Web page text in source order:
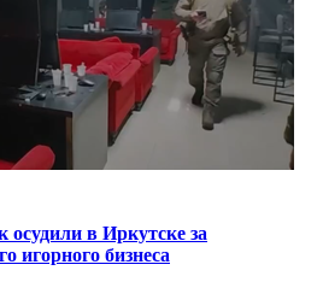
осудили в Иркутске за
игорного бизнеса